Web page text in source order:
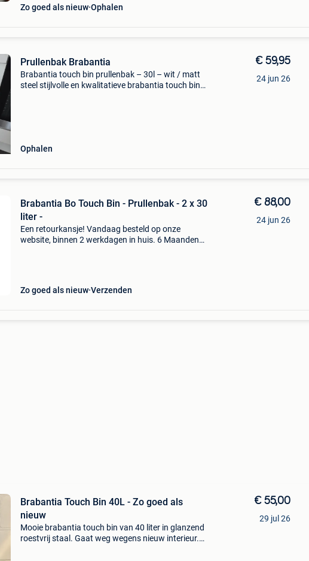
Zo goed als nieuw Ophalen
Prullenbak Brabantia
Brabantia touch bin prullenbak – 30l – wit / matt
steel stijlvolle en kwalitatieve brabantia touch bin
Ophalen
€ 59,95
24 jun 26
Brabantia Bo Touch Bin - Prullenbak - 2 x 30
liter -
Een retourkansje! Vandaag besteld op onze
website, binnen 2 werkdagen in huis. 6 Maanden
Zo goed als nieuw Verzenden
€ 88,00
24 jun 26
Brabantia Touch Bin 40L - Zo goed als
nieuw
Mooie brabantia touch bin van 40 liter in glanzend
roestvrij staal. Gaat weg wegens nieuw interieur.
€ 55,00
29 jul 26